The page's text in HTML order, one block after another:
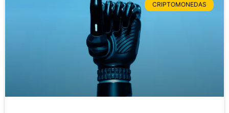
CRIPTOMONEDAS